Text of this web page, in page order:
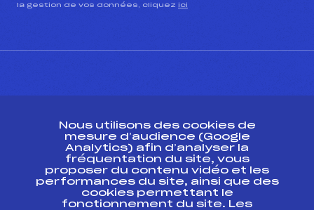
la gestion de vos données, cliquez ici
Ressources
Pass’Neige
Projet sportif fédéral
Nous utilisons des cookies de
mesure d’audience (Google
Analytics) afin d’analyser la
fréquentation du site, vous
proposer du contenu vidéo et les
performances du site, ainsi que des
cookies permettant le
fonctionnement du site. Les